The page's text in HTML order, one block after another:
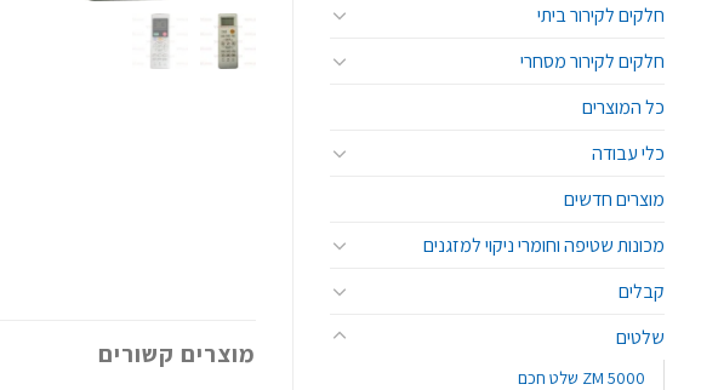
חלקים לקירור ביתי
חלקים לקירור מסחרי
כל המוצרים
כלי עבודה
מוצרים חדשים
מכונות שטיפה וחומרי ניקוי למזגנים
קבלים
שלטים
ZM 5000 שלט חכם
מוצרים קשורים